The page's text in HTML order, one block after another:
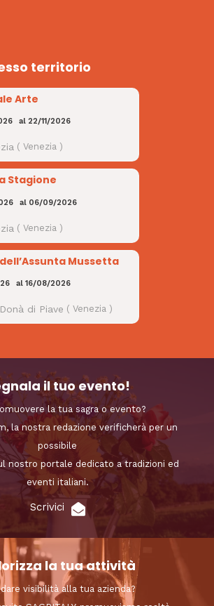
territorio
Arte
al 22/11/2026
( Venezia)
Stagione
al 06/09/2026
( Venezia )
Mussetta
al 16/08/2026
di Piave ( Venezia)
il tuo evento!
la tua sagra o evento?
la nostra redazione verificherà per un
possibile
nostro portale dedicato a tradizioni ed
eventi italiani.
Scrivici
la tua attività
visibilità alla tua azienda?